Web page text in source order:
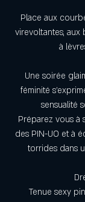
Place aux
virevoltantes,
à
Une soirée
féminité
sensualité
Préparez vous à
des PIN-UO et à
torrides dans
Tenue sexy